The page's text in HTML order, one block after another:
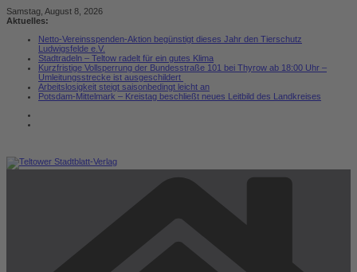
Zum
Inhalt
Samstag, August 8, 2026
Aktuelles:
Netto-Vereinsspenden-Aktion begünstigt dieses Jahr den Tierschutz
Ludwigsfelde e.V.
Stadtradeln – Teltow radelt für ein gutes Klima
Kurzfristige Vollsperrung der Bundesstraße 101 bei Thyrow ab 18:00 Uhr –
Umleitungsstrecke ist ausgeschildert
Arbeitslosigkeit steigt saisonbedingt leicht an
Potsdam-Mittelmark – Kreistag beschließt neues Leitbild des Landkreises